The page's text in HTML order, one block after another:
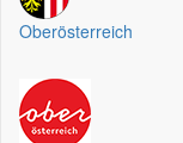
Oberösterreich